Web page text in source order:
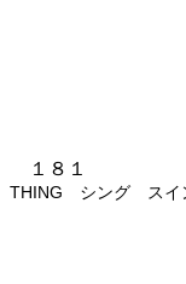
１８１
THING シング ス